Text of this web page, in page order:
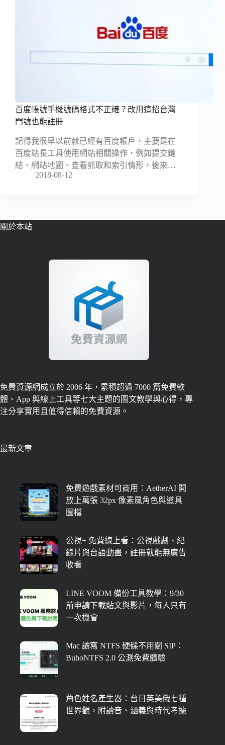
百度帳號手機號碼格式不正確？改用這招台灣
門號也能註冊
記得我很早以前就已經有百度帳戶，主要是在
百度站長工具使用網站相關操作，例如提交鏈
結、網站地圖、查看抓取和索引情形，後來…
2018-08-12
關於本站
免費資源網成立於 2006 年，累積超過 7000 篇免費軟
體、App 與線上工具等七大主題的圖文教學與心得，專
注分享實用且值得信賴的免費資源。
最新文章
免費遊戲素材可商用：AetherAI 開
放上萬張 32px 像素風角色與道具
圖檔
公視+ 免費線上看：公視戲劇、紀
錄片與台語動畫，註冊就能無廣告
收看
LINE VOOM 備份工具教學：9/30
前申請下載貼文與影片，每人只有
一次機會
Mac 讀寫 NTFS 硬碟不用關 SIP：
BuhoNTFS 2.0 公測免費體驗
角色姓名產生器：台日英美俄七種
世界觀，附讀音、涵義與時代考據